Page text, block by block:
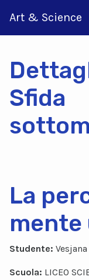
Art & Science
Sfida
La
mente
Studente:
Scuola: LICEO